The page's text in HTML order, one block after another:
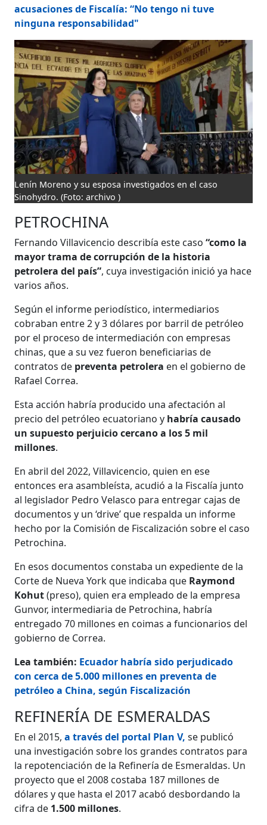
acusaciones de Fiscalía: “No tengo ni tuve
ninguna responsabilidad"
Lenín Moreno y su esposa investigados en el caso
Sinohydro.(Foto: archivo )
PETROCHINA
Fernando Villavicencio describía este caso“como la
mayor trama de corrupción de la historia
petrolera del país”, cuya investigación inició ya hace
varios años.
Según el informe periodístico, intermediarios
cobraban entre 2 y 3 dólares por barril de petróleo
por el proceso de intermediación con empresas
chinas, que a su vez fueron beneficiarias de
contratos de preventa petrolera en el gobierno de
Rafael Correa.
Esta acción habría producido una afectación al
precio del petróleo ecuatoriano y habría causado
un supuesto perjuicio cercano a los 5 mil
millones.
En abril del 2022, Villavicencio, quien en ese
entonces era asambleísta, acudió a la Fiscalía junto
al legislador Pedro Velasco para entregar cajas de
documentos y un ‘drive’ que respalda un informe
hecho por la Comisión de Fiscalización sobre el caso
Petrochina.
En esos documentos constaba un expediente de la
Corte de Nueva York que indicaba que Raymond
Kohut(preso), quien era empleado de la empresa
Gunvor, intermediaria de Petrochina, habría
entregado 70 millones en coimas a funcionarios del
gobierno de Correa.
Lea también: Ecuador habría sido perjudicado
con cerca de 5.000 millones en preventa de
petróleo a China, según Fiscalización
REFINERÍA DE ESMERALDAS
En el 2015,a través del portal Plan V, se publicó
una investigación sobre los grandes contratos para
la repotenciación de la Refinería de Esmeraldas. Un
proyecto que el 2008 costaba 187 millones de
dólares y que hasta el 2017 acabó desbordando la
cifra de 1.500 millones.